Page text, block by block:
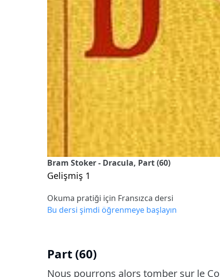
Bram Stoker - Dracula, Part (60)
Gelişmiş 1
Okuma pratiği için Fransızca dersi
Bu dersi şimdi öğrenmeye başlayın
Part (60)
Nous pourrons alors tomber sur le